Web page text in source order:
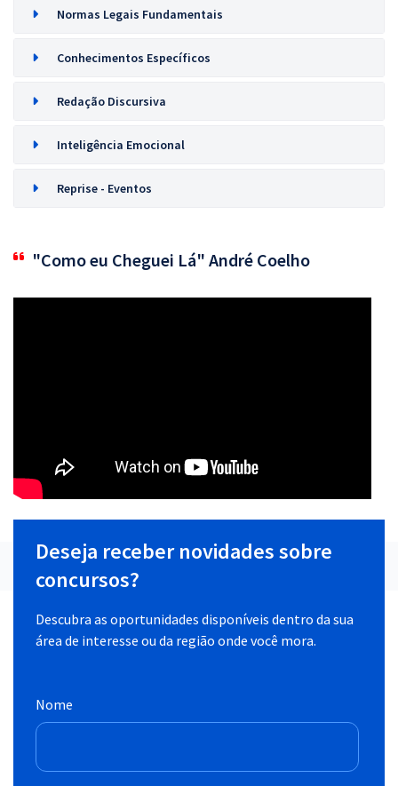
Normas Legais Fundamentais
Conhecimentos Específicos
Redação Discursiva
Inteligência Emocional
Reprise - Eventos
"Como eu Cheguei Lá" André Coelho
Deseja receber novidades sobre
concursos?
Descubra as oportunidades disponíveis dentro da sua
área de interesse ou da região onde você mora.
Nome